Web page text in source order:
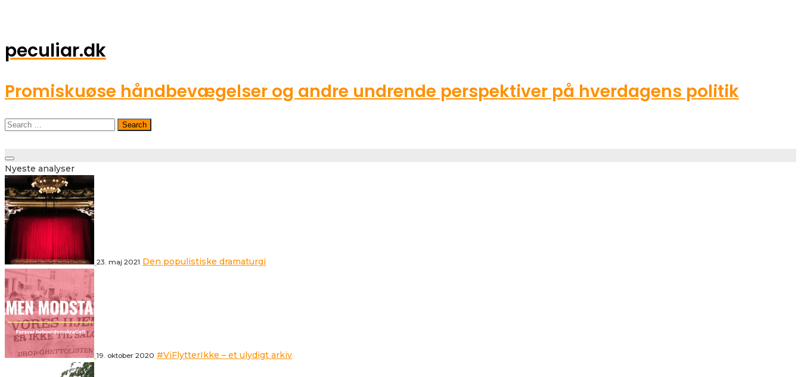
peculiar.dk
Promiskuøse håndbevægelser og andre undrende perspektiver på hverdagens politik
Search
Toggle
navigation
Nyeste analyser
23. maj 2021 Den populistiske dramaturgi
19. oktober 2020 #ViFlytterIkke – et ulydigt arkiv